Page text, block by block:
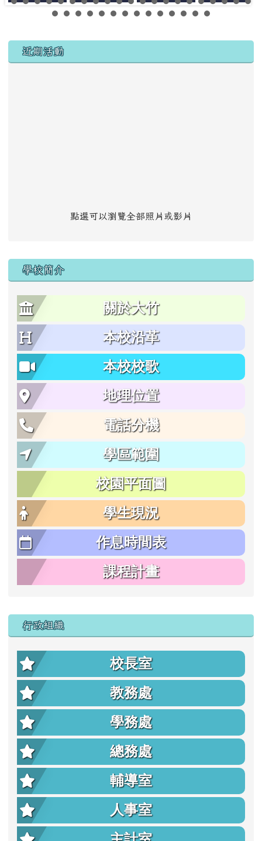
左邊區域內容
近期活動
點選可以瀏覽全部照片或影片
學校簡介
關於大竹
本校沿革
本校校歌
地理位置
電話分機
學區範圍
校園平面圖
學生現況
作息時間表
課程計畫
行政組織
校長室
教務處
學務處
總務處
輔導室
人事室